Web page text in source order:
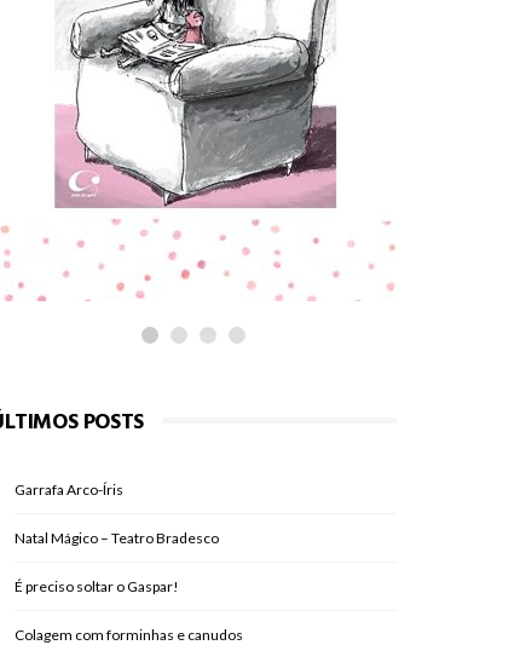
PARA LER
Adélia
POSTS
Garrafa Arco-Íris
Natal Mágico – Teatro Bradesco
É preciso soltar o Gaspar!
Colagem com forminhas e canudos